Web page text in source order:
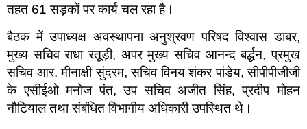
तहत 61 सड़कों पर कार्य चल रहा है।
बैठक में उपाध्यक्ष अवस्थापना अनुश्रवण परिषद विश्वास डाबर,
मुख्य सचिव राधा रतूड़ी, अपर मुख्य सचिव आनन्द बर्द्धन, प्रमुख
सचिव आर. मीनाक्षी सुंदरम, सचिव विनय शंकर पांडेय, सीपीपीजीजी
के एसीईओ मनोज पंत, उप सचिव अजीत सिंह, प्रदीप मोहन
नौटियाल तथा संबंधित विभागीय अधिकारी उपस्थित थे।